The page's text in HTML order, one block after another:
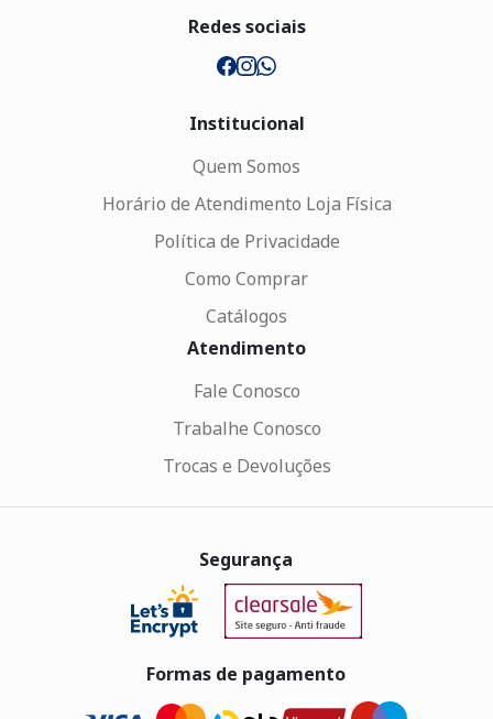
Redes sociais
Institucional
Quem Somos
Horário de Atendimento Loja Física
Política de Privacidade
Como Comprar
Catálogos
Atendimento
Fale Conosco
Trabalhe Conosco
Trocas e Devoluções
Segurança
Formas de pagamento